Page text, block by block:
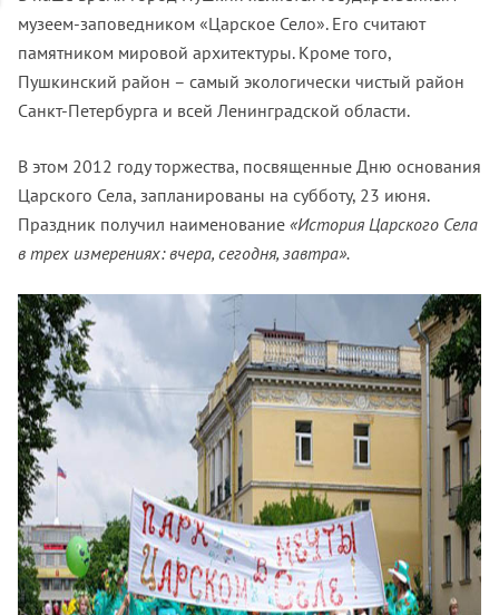
музеем-заповедником «Царское Село». Его считают
памятником мировой архитектуры. Кроме того,
Пушкинский район – самый экологически чистый район
Санкт-Петербурга и всей Ленинградской области.
В этом 2012 году торжества, посвященные Дню основания
Царского Села, запланированы на субботу, 23 июня.
Праздник получил наименование «История Царского Села
в трех измерениях: вчера, сегодня, завтра».